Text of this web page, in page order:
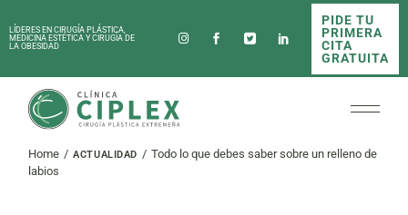
to
theLÍDERES EN CIRUGÍA PLÁSTICA,
MEDICINA ESTÉTICA Y CIRUGÍA DE
LA OBESIDAD
PIDE TU
PRIMERA
CITA
GRATUITA
Home ACTUALIDAD
Todo lo que debes saber sobre un relleno de
labios